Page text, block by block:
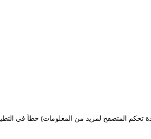
خطأ في تحكم المتصفح لمزيد من المعلومات)